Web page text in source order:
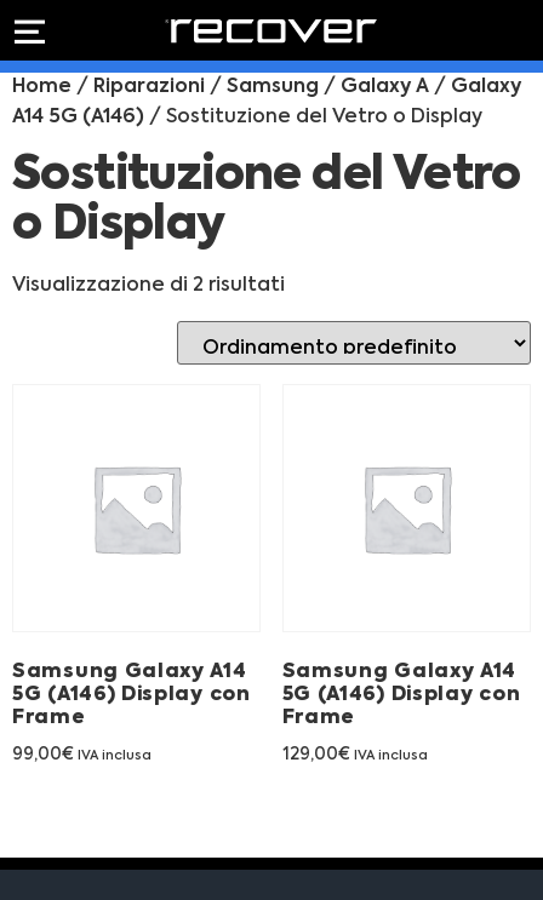
Preventivo online
PREVENTIVO RIPARAZIONE
ACQUISTA IPHONE
RIVENDITORI B2B
Contatti
PREVENTIVO
Preventivo
RIPARAZIONE
IPHONE
Riparazione
schermo
Home / Riparazioni / Samsung / Galaxy A / Galaxy
A14 5G (A146) / Sostituzione del Vetro o Display
Sostituzione del Vetro
o Display
Visualizzazione di 2 risultati
Samsung Galaxy A14
5G (A146) Display con
Frame
99,00€ IVA inclusa
Samsung Galaxy A14
5G (A146) Display con
Frame
129,00€ IVA inclusa